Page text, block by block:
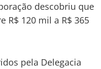
descobriu que
R$ 120 mil a R$ 365
pela Delegacia